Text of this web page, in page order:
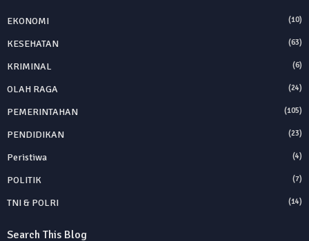
EKONOMI (10)
KESEHATAN (63)
KRIMINAL (6)
OLAH RAGA (24)
PEMERINTAHAN (105)
PENDIDIKAN (23)
Peristiwa (4)
POLITIK (7)
TNI & POLRI (14)
Search This Blog